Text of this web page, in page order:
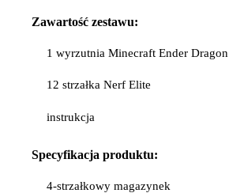
Zawartość zestawu:
1 wyrzutnia Minecraft Ender Dragon
12 strzałka Nerf Elite
instrukcja
Specyfikacja produktu:
4-strzałkowy magazynek